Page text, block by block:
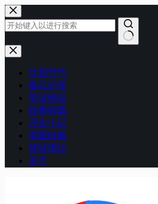
跳
至
内
容
无
廿四节气
备忘记录
笑话精品
经典转载
浮生小记
美图转载
曾经用过
关于